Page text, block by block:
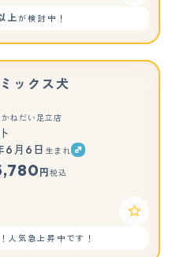
上が検討中！
ックス犬
かねだい足立店
6月6日 生まれ
円 税込
人気急上昇中です！